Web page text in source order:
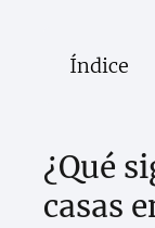
Índice
¿Qué
casas